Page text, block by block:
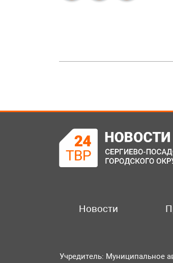
Новости
Учредитель: Муниципальное